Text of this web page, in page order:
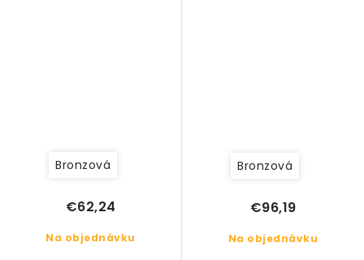
Bronzová
Na objednávku
€62,24
Bronzová
Na objednávku
€96,19